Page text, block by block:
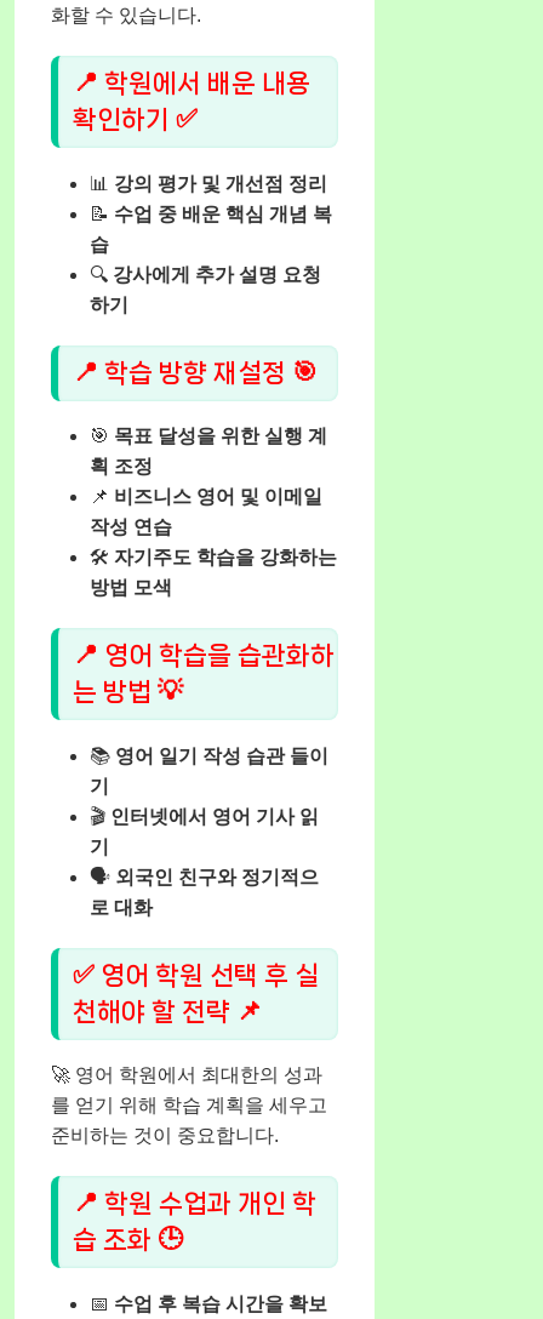
화할 수 있습니다.
📍 학원에서 배운 내용
확인하기 ✅
📊 강의 평가 및 개선점 정리
📝 수업 중 배운 핵심 개념 복
습
🔍 강사에게 추가 설명 요청
하기
📍 학습 방향 재설정 🎯
🎯 목표 달성을 위한 실행 계
획 조정
📌 비즈니스 영어 및 이메일
작성 연습
🛠️ 자기주도 학습을 강화하는
방법 모색
📍 영어 학습을 습관화하
는 방법 💡
📚 영어 일기 작성 습관 들이
기
🎬 인터넷에서 영어 기사 읽
기
🗣️ 외국인 친구와 정기적으
로 대화
✅ 영어 학원 선택 후 실
천해야 할 전략 📌
🚀 영어 학원에서 최대한의 성과
를 얻기 위해 학습 계획을 세우고
준비하는 것이 중요합니다.
📍 학원 수업과 개인 학
습 조화 🕒
📅 수업 후 복습 시간을 확보